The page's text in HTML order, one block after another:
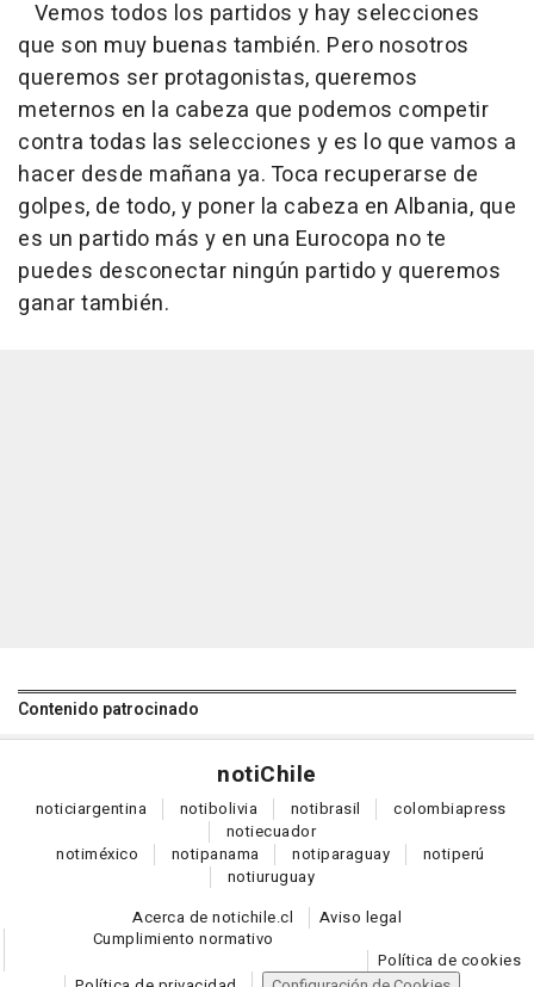
Vemos todos los partidos y hay selecciones
que son muy buenas también. Pero nosotros
queremos ser protagonistas, queremos
meternos en la cabeza que podemos competir
contra todas las selecciones y es lo que vamos a
hacer desde mañana ya. Toca recuperarse de
golpes, de todo, y poner la cabeza en Albania, que
es un partido más y en una Eurocopa no te
puedes desconectar ningún partido y queremos
ganar también.
Contenido patrocinado
notiChile
noticiargentina notibolivia notibrasil colombiapress
notiecuador
notiméxico notipanama notiparaguay notiperú
notiuruguay
Acerca de notichile.cl
Aviso legal
Cumplimiento normativo
Política de cookies